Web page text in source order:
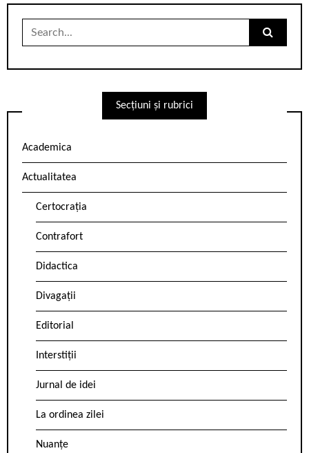
Search
Secțiuni și rubrici
Academica
Actualitatea
Certocrația
Contrafort
Didactica
Divagații
Editorial
Interstiții
Jurnal de idei
La ordinea zilei
Nuanțe